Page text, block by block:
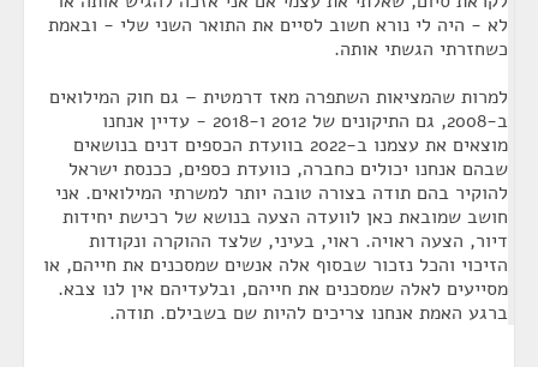
לא - היה לי נורא חשוב לסיים את התואר השני שלי - ובאמת
כשחזרתי הגשתי אותה.
למרות שהמציאות השתפרה מאז דרמטית – גם חוק המילואים
ב-2008, גם התיקונים של 2012 ו-2018 - עדיין אנחנו
מוצאים את עצמנו ב-2022 בוועדת הכספים דנים בנושאים
שבהם אנחנו יכולים כחברה, כוועדת כספים, ככנסת ישראל
להוקיר בהם תודה בצורה טובה יותר למשרתי המילואים. אני
חושב שמובאת כאן לוועדה הצעה בנושא של רכישת יחידות
דיור, הצעה ראויה. ראוי, בעיני, שלצד ההוקרה ונקודות
הזיכוי והכל נזכור שבסוף אלה אנשים שמסכנים את חייהם, או
מסייעים לאלה שמסכנים את חייהם, ובלעדיהם אין לנו צבא.
ברגע האמת אנחנו צריכים להיות שם בשבילם. תודה.